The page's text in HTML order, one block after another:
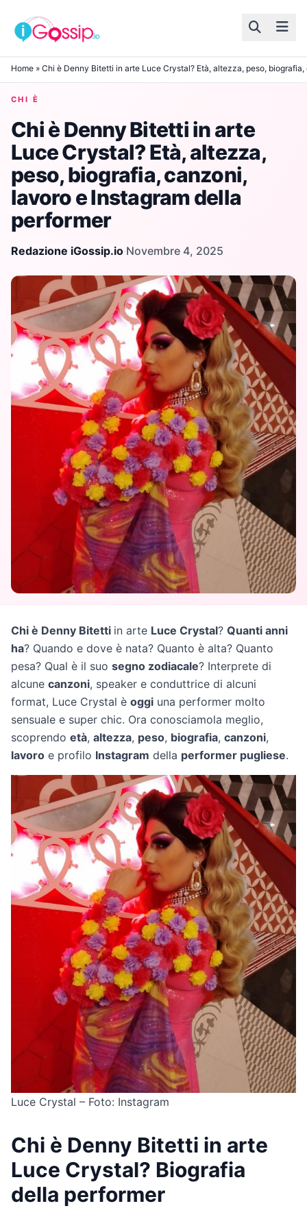
Skip to content
Home » Chi è Denny Bitetti in arte Luce Crystal? Età, altezza, peso,
CHI È
Chi è Denny Bitetti in arte
Luce Crystal? Età, altezza,
peso, biografia, canzoni,
lavoro e Instagram della
performer
Redazione iGossip.io·Novembre 4, 2025
Chi è Denny Bitetti in arte Luce Crystal? Quanti anni
ha? Quando e dove è nata? Quanto è alta? Quanto
pesa? Qual è il suo segno zodiacale? Interprete di
alcune canzoni, speaker e conduttrice di alcuni
format, Luce Crystal è oggi una performer molto
sensuale e super chic. Ora conosciamola meglio,
scoprendo età, altezza, peso, biografia, canzoni,
lavoro e profilo Instagram della performer pugliese.
Luce Crystal – Foto: Instagram
Chi è Denny Bitetti in arte
Luce Crystal? Biografia
della performer